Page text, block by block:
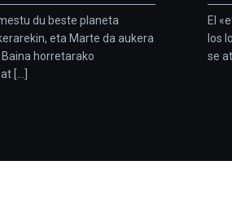
du beste planeta
eta Marte da aukera
horretarako
[...]
El
los
se